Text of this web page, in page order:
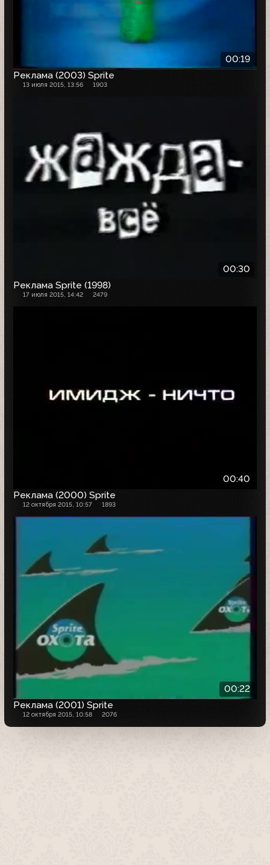
00:19
Реклама (2003) Sprite
13 июля 2015, 13:56 1903
00:30
Реклама Sprite (1998)
17 июля 2015, 14:42 2479
00:40
Реклама (2000) Sprite
12 октября 2015, 10:57 1893
00:22
Реклама (2001) Sprite
12 октября 2015, 10:58 2076